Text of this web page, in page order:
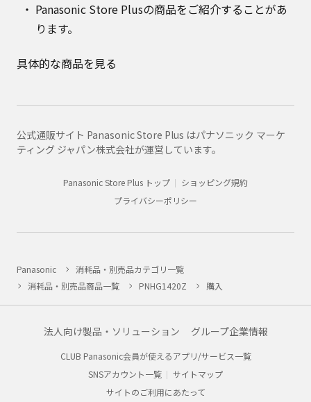
Panasonic Store Plusの商品をご紹介することがあ
ります。
具体的な商品を見る
公式通販サイト Panasonic Store Plus はパナソニック マーケ
ティング ジャパン株式会社が運営しています。
Panasonic Store Plus トップ
ショッピング規約
プライバシーポリシー
Panasonic
消耗品・別売品カテゴリ一覧
消耗品・別売品商品一覧
PNHG1420Z 購入
法人向け製品・ソリューション グループ企業情報
CLUB Panasonic会員が使えるアプリ/サービス一覧
SNSアカウント一覧
サイトマップ
サイトのご利用にあたって